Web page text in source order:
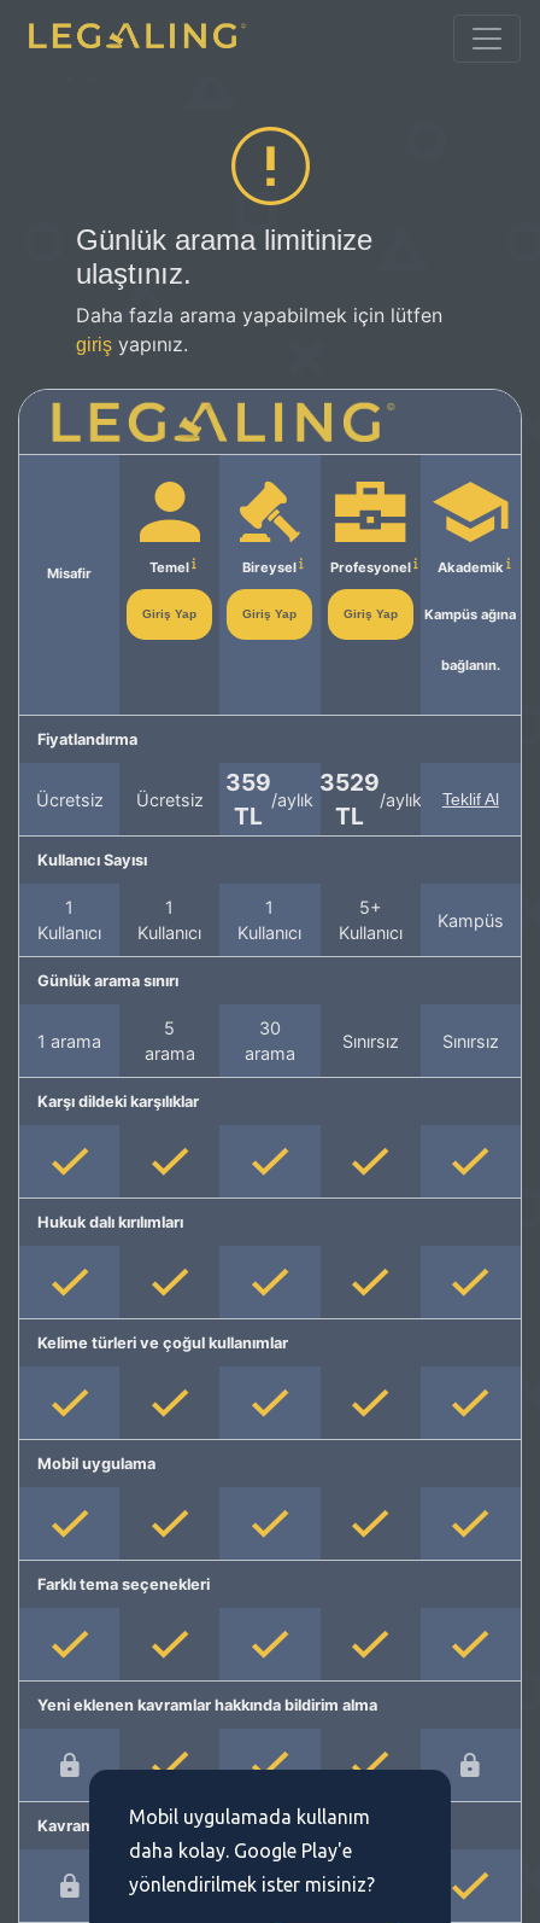
Günlük arama limitinize
ulaştınız.
Daha fazla arama yapabilmek için lütfen
giriş yapınız.
Misafir Temel
Giriş Yap
Bireysel
Giriş Yap
Profesyonel
Giriş Yap
Akademik
Kampüs ağına
bağlanın.
Fiyatlandırma
Ücretsiz Ücretsiz
359
TL
/aylık
3529
TL
/aylık Teklif Al
Kullanıcı Sayısı
1
Kullanıcı
1
Kullanıcı
1
Kullanıcı
5+
Kullanıcı
Kampüs
Günlük arama sınırı
1 arama
5
arama
30
arama
Sınırsız Sınırsız
Karşı dildeki karşılıklar
Hukuk dalı kırılımları
Kelime türleri ve çoğul kullanımlar
Mobil uygulama
Farklı tema seçenekleri
Yeni eklenen kavramlar hakkında bildirim alma
Kavram önermeMobil uygulamada kullanım
daha kolay. Google Play'e
yönlendirilmek ister misiniz?